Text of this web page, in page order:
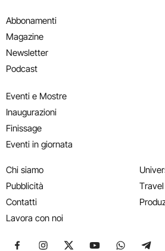
Abbonamenti
Magazine
Newsletter
Podcast
Eventi e Mostre
Inaugurazioni
Finissage
Eventi in giornata
Chi siamo
Pubblicità
Contatti
Lavora con noi
Travel
Seguici su Facebook
Seguici su Instagram
Seguici su X
Seguici suSeguici su